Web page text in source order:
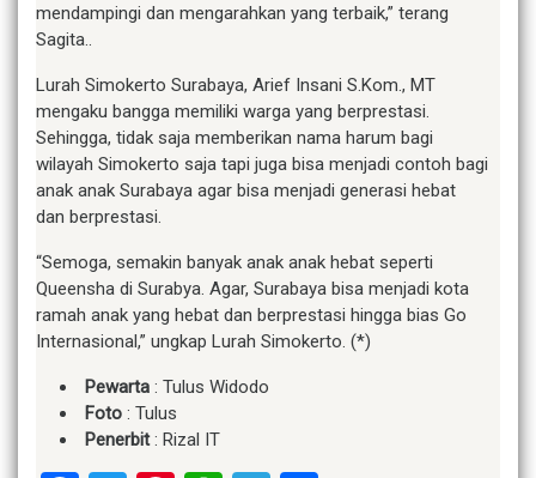
mendampingi dan mengarahkan yang terbaik,” terang
Sagita..
Lurah Simokerto Surabaya, Arief Insani S.Kom., MT
mengaku bangga memiliki warga yang berprestasi.
Sehingga, tidak saja memberikan nama harum bagi
wilayah Simokerto saja tapi juga bisa menjadi contoh bagi
anak anak Surabaya agar bisa menjadi generasi hebat
dan berprestasi.
“Semoga, semakin banyak anak anak hebat seperti
Queensha di Surabya. Agar, Surabaya bisa menjadi kota
ramah anak yang hebat dan berprestasi hingga bias Go
Internasional,” ungkap Lurah Simokerto. (*)
Pewarta : Tulus Widodo
Foto : Tulus
Penerbit: Rizal IT